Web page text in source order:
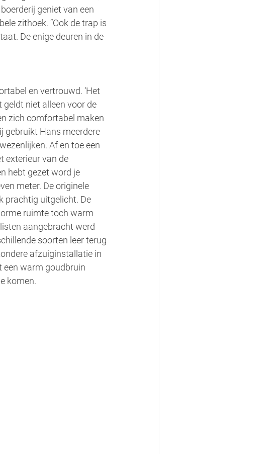
geniet van een
zithoek. “Ook de trap is
De enige deuren in de
en vertrouwd. ‘Het
niet alleen voor de
zich comfortabel maken
gebruikt Hans meerdere
Af en toe een
exterieur van de
hebt gezet word je
meter. De originele
prachtig uitgelicht. De
ruimte toch warm
aangebracht werd
soorten leer terug
afzuiginstallatie in
een warm goudbruin
komen.